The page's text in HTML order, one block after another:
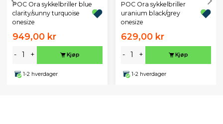
POC Ora sykkelbriller blue
clarity/sunny turquoise
onesize
949,00 kr
- + Kjøp
1-2 hverdager
POC Ora sykkelbriller
uranium black/grey
onesize
629,00 kr
- + Kjøp
1-2 hverdager